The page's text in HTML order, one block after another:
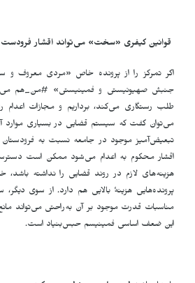
قوانین کیفری «سخت» می‌تواند اقشار
اگر تمرکز را از پرونده خاص «مردی معروف و
جنبش صهیونیستی و فمینیستی» #من_هم
طلب رستگاری می‌کند، برداریم و مجازات اعدام
می‌توان گفت که سیستم قضایی در بسیاری
تبعیض‌آمیز موجود در جامعه نسبت به فرودستان
اقشار محکوم به اعدام می‌شود ممکن است
هزینه‌های لازم در روند قضایی را نداشته
پرونده‌هایی هزینۀ بالایی هم دارد. از سوی
مناسبات قدرت موجود بر آن به‌راحتی می‌تواند
این ضعف اساسی فمینیسم حبس‌بنیاد است.